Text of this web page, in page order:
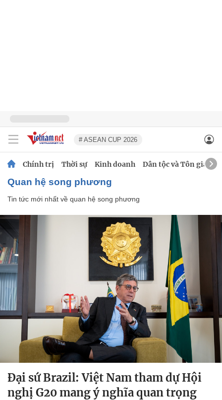
# ASEAN CUP 2026
Chính trị Thời sự Kinh doanh Dân tộc và Tôn giáo
quan hệ song phương
Tin tức mới nhất về quan hệ song phương
Đại sứ Brazil: Việt Nam tham dự Hội
nghị G20 mang ý nghĩa quan trọng